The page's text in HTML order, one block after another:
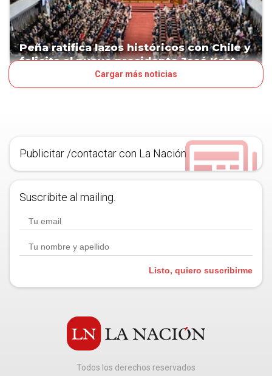
Peña ratifica lazos históricos con Chile y
felicita al nuevo presidente José Kast
Cargar más noticias
Publicitar /contactar con La Nación
Suscribite al mailing.
Listo, quiero suscribirme
Todos los derechos reservados